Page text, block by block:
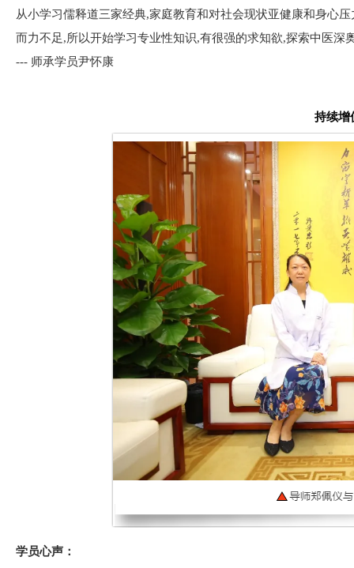
从小学习儒释道三家经典,家庭教育和对社会现状亚健康和身心
而力不足,所以开始学习专业性知识,有很强的求知欲,探索中医深
--- 师承学员尹怀康
持续增
学员心声：